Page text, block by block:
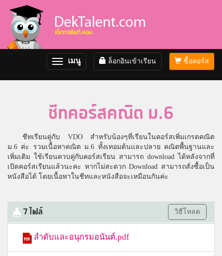
ซื้อคอร์ส
ล็อกอินเข้าเรียน
Toggle
navigation
เมนู
ชีทคอร์สคณิต ม.6
ชีทเรียนคู่กับ VDO สำหรับน้องๆที่เรียนในคอร์สเพิ่มเกรดคณิต
ม.6 ค่ะ รวมเนื้อหาคณิต ม.6 ทั้งเทอมต้นและปลาย คณิตพื้นฐานและ
เพิ่มเติม ใช้เรียนควบคู่กับคอร์สเรียน สามารถ download ได้หลังจากที่
เปิดคอร์สเรียนแล้วนะคะ หากไม่สะดวก Download สามารถสั่งซื้อเป็น
หนังสือได้ โดยเนื้อหาในชีทและหนังสือจะเหมือนกันค่ะ
7 ไฟล์ วิธีโหลด
ลำดับและอนุกรมอนันต์.pdf